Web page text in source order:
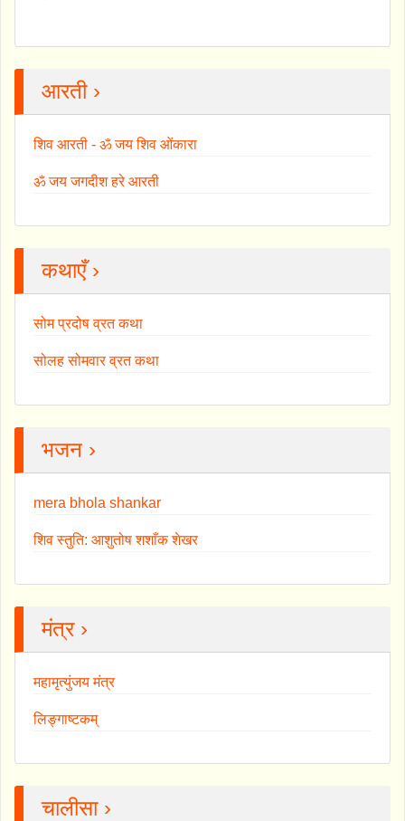
आरती ›
शिव आरती - ॐ जय शिव ओंकारा
ॐ जय जगदीश हरे आरती
कथाएँ ›
सोम प्रदोष व्रत कथा
सोलह सोमवार व्रत कथा
भजन ›
mera bhola shankar
शिव स्तुति: आशुतोष शशाँक शेखर
मंत्र ›
महामृत्युंजय मंत्र
लिङ्गाष्टकम्
चालीसा ›